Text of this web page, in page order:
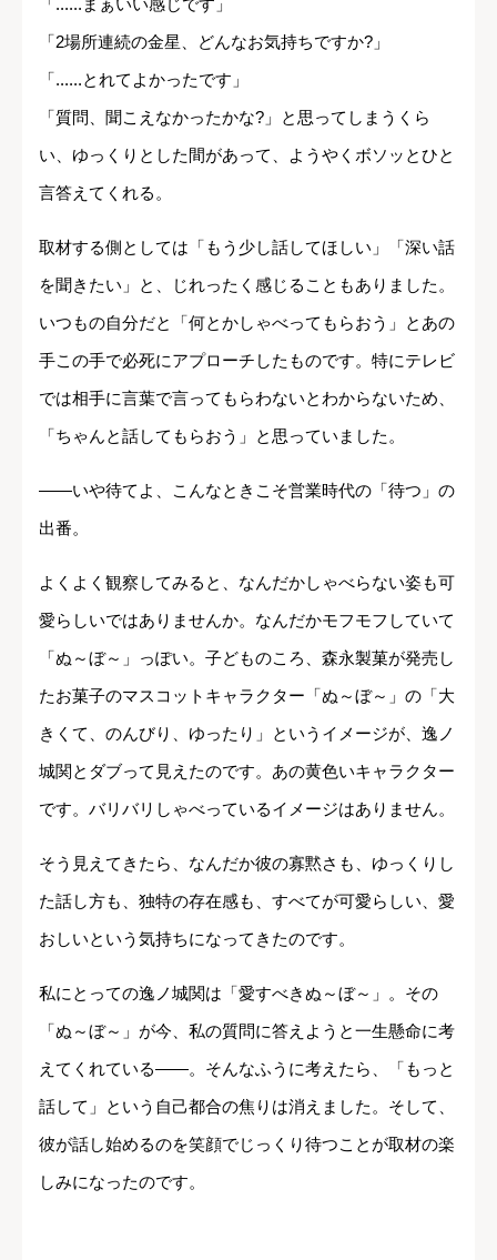
「2場所連続の金星、どんなお気持ちですか?」
「......とれてよかったです」
「質問、聞こえなかったかな?」と思ってしまうくら
い、ゆっくりとした間があって、ようやくボソッとひと
言答えてくれる。
取材する側としては「もう少し話してほしい」「深い話
を聞きたい」と、じれったく感じることもありました。
いつもの自分だと「何とかしゃべってもらおう」とあの
手この手で必死にアプローチしたものです。特にテレビ
では相手に言葉で言ってもらわないとわからないため、
「ちゃんと話してもらおう」と思っていました。
――いや待てよ、こんなときこそ営業時代の「待つ」の
出番。
よくよく観察してみると、なんだかしゃべらない姿も可
愛らしいではありませんか。なんだかモフモフしていて
「ぬ～ぼ～」っぽい。子どものころ、森永製菓が発売し
たお菓子のマスコットキャラクター「ぬ～ぼ～」の「大
きくて、のんびり、ゆったり」というイメージが、逸ノ
城関とダブって見えたのです。あの黄色いキャラクター
です。バリバリしゃべっているイメージはありません。
そう見えてきたら、なんだか彼の寡黙さも、ゆっくりし
た話し方も、独特の存在感も、すべてが可愛らしい、愛
おしいという気持ちになってきたのです。
私にとっての逸ノ城関は「愛すべきぬ～ぼ～」。その
「ぬ～ぼ～」が今、私の質問に答えようと一生懸命に考
えてくれている――。そんなふうに考えたら、「もっと
話して」という自己都合の焦りは消えました。そして、
彼が話し始めるのを笑顔でじっくり待つことが取材の楽
しみになったのです。